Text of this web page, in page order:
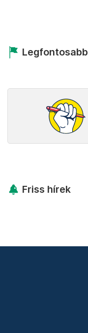
Legfontosabb
Friss hírek